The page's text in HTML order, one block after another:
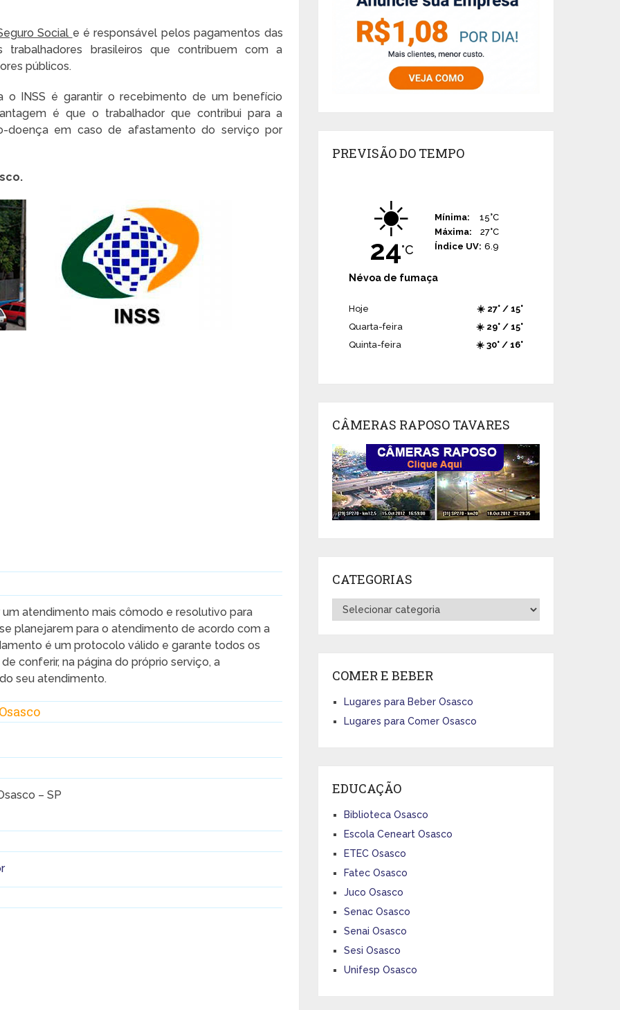
Social e é responsável pelos pagamentos das
trabalhadores brasileiros que contribuem com a
públicos.
o INSS é garantir o recebimento de um benefício
é que o trabalhador que contribui para a
doença em caso de afastamento do serviço por
atendimento mais cômodo e resolutivo para
planejarem para o atendimento de acordo com a
é um protocolo válido e garante todos os
conferir, na página do próprio serviço, a
seu atendimento.
– SP
PREVISÃO DO TEMPO
☀️
24°C
Mínima:
15°C
Máxima:
27°C
Índice UV: 6.9
Névoa de fumaça
Hoje
☀️ 27° / 15°
Quarta-feira
☀️ 29° / 15°
Quinta-feira
☀️ 30° / 16°
CÂMERAS RAPOSO TAVARES
CATEGORIAS
Categorias
COMER E BEBER
Lugares para Beber Osasco
Lugares para Comer Osasco
EDUCAÇÃO
Biblioteca Osasco
Escola Ceneart Osasco
ETEC Osasco
Fatec Osasco
Juco Osasco
Senac Osasco
Senai Osasco
Sesi Osasco
Unifesp Osasco